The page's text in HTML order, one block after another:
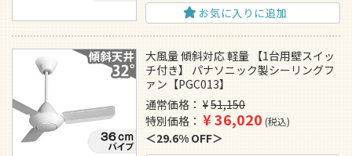
お気に入りに追加
大風量 傾斜対応 軽量 【1台用壁スイッ
チ付き】 パナソニック製シーリングフ
ァン【PGC013】
通常価格
¥51,150
特別価格
¥36,020 税込
29.6% OFF